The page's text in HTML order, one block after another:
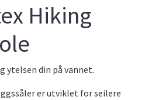
Hiking
ytelsen din på vannet.
er utviklet for seilere